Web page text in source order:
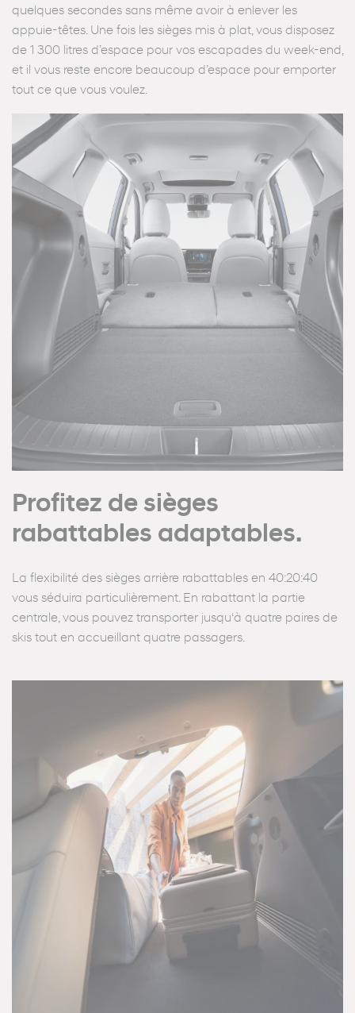
quelques secondes sans même avoir à enlever les
appuie-têtes. Une fois les sièges mis à plat, vous disposez
de 1 300 litres d’espace pour vos escapades du week-end,
et il vous reste encore beaucoup d’espace pour emporter
tout ce que vous voulez.
Profitez de sièges
rabattables adaptables.
La flexibilité des sièges arrière rabattables en 40:20:40
vous séduira particulièrement. En rabattant la partie
centrale, vous pouvez transporter jusqu‘à quatre paires de
skis tout en accueillant quatre passagers.